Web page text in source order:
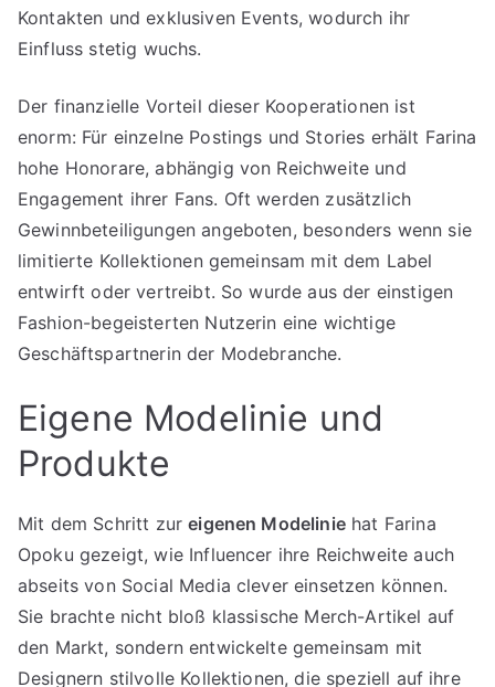
Kontakten und exklusiven Events, wodurch ihr
Einfluss stetig wuchs.
Der finanzielle Vorteil dieser Kooperationen ist
enorm: Für einzelne Postings und Stories erhält Farina
hohe Honorare, abhängig von Reichweite und
Engagement ihrer Fans. Oft werden zusätzlich
Gewinnbeteiligungen angeboten, besonders wenn sie
limitierte Kollektionen gemeinsam mit dem Label
entwirft oder vertreibt. So wurde aus der einstigen
Fashion-begeisterten Nutzerin eine wichtige
Geschäftspartnerin der Modebranche.
Eigene Modelinie und
Produkte
Mit dem Schritt zureigenen Modeliniehat Farina
Opoku gezeigt, wie Influencer ihre Reichweite auch
abseits von Social Media clever einsetzen können.
Sie brachte nicht bloß klassische Merch-Artikel auf
den Markt, sondern entwickelte gemeinsam mit
Designern stilvolle Kollektionen, die speziell auf ihre